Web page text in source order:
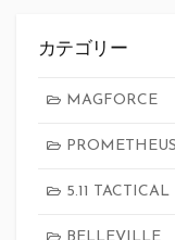
カテゴリー
MAGFORCE
5.11 TACTICAL